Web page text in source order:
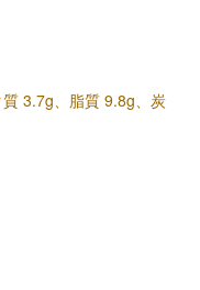
3.7g、脂質 9.8g、炭